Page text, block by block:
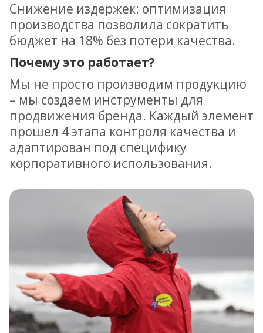
Снижение издержек: оптимизация
производства позволила сократить
бюджет на 18% без потери качества.
Почему это работает?
Мы не просто производим продукцию
– мы создаем инструменты для
продвижения бренда. Каждый элемент
прошел 4 этапа контроля качества и
адаптирован под специфику
корпоративного использования.